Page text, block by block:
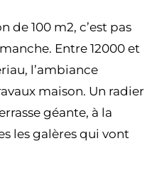
de 100 m2, c’est pas
Entre 12000 et
l’ambiance
maison. Un radier
géante, à la
les galères qui vont